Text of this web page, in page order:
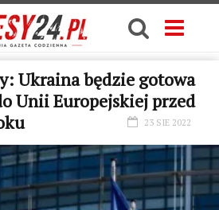
Ukraina będzie gotowa
Unii Europejskiej przed
23 SIE 2022